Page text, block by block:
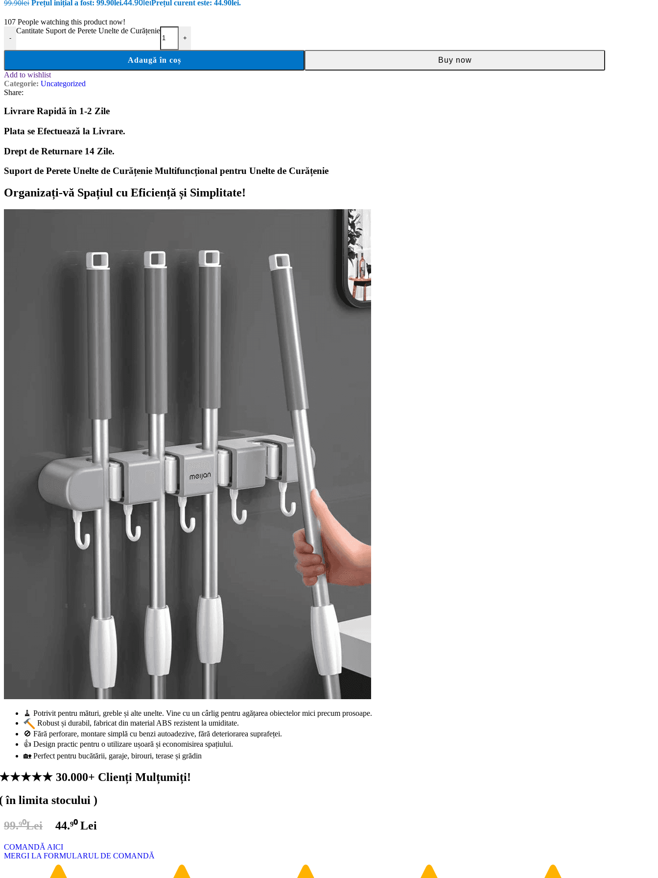
99.90lei Prețul inițial a fost: 99.90lei.44.90leiPrețul curent este: 44.90lei.
107 People watching this product now!
-
Cantitate Suport de Perete Unelte de Curățenie
+
Adaugă în coș
Buy now
Add to wishlist
Categorie: Uncategorized
Share:
Livrare Rapidă în 1-2 Zile
Plata se Efectuează la Livrare.
Drept de Returnare 14 Zile.
Suport de Perete Unelte de Curățenie Multifuncțional pentru Unelte de Curățenie
Organizați-vă Spațiul cu Eficiență și Simplitate!
🧹 Potrivit pentru mături, greble și alte unelte. Vine cu un cârlig pentru agățarea obiectelor mici precum prosoape.
Robust și durabil, fabricat din material ABS rezistent la umiditate.
🚫 Fără perforare, montare simplă cu benzi autoadezive, fără deteriorarea suprafeței.
👍 Design practic pentru o utilizare ușoară și economisirea spațiului.
🏡 Perfect pentru bucătării, garaje, birouri, terase și grădin
30.000+ Clienți Mulțumiți!
în limita stocului )
99.⁹⁰Lei
44.⁹⁰ Lei
COMANDĂ AICI
MERGI LA FORMULARUL DE COMANDĂ